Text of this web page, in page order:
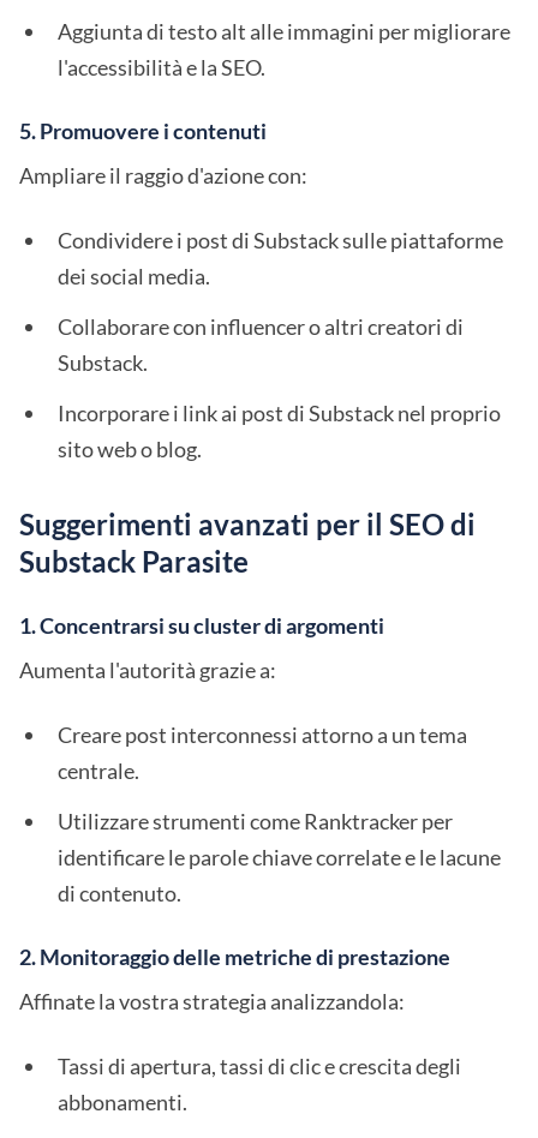
Aggiunta di testo alt alle immagini per migliorare
l'accessibilità e la SEO.
5. Promuovere i contenuti
Ampliare il raggio d'azione con:
Condividere i post di Substack sulle piattaforme
dei social media.
Collaborare con influencer o altri creatori di
Substack.
Incorporare i link ai post di Substack nel proprio
sito web o blog.
Suggerimenti avanzati per il SEO di
Substack Parasite
1. Concentrarsi su cluster di argomenti
Aumenta l'autorità grazie a:
Creare post interconnessi attorno a un tema
centrale.
Utilizzare strumenti come Ranktracker per
identificare le parole chiave correlate e le lacune
di contenuto.
2. Monitoraggio delle metriche di prestazione
Affinate la vostra strategia analizzandola:
Tassi di apertura, tassi di clic e crescita degli
abbonamenti.